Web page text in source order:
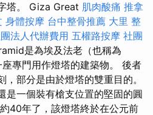
塔。 Giza Great 肌肉酸痛 推拿
身體按摩 台中整骨推薦 大里 整
法人代辦費用 五權路按摩 社團
是為埃及法老（也稱為
專門用作燈塔的建築物。 後者
部分是由於燈塔的雙重目的。
是一個裝有槍支位置的堅固的圓
40年了，該燈塔終於在公元前